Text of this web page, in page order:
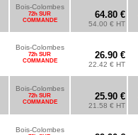
Bois-Colombes
72h SUR
COMMANDE
64.80 €
54.00 € HT
Bois-Colombes
72h SUR
COMMANDE
26.90 €
22.42 € HT
Bois-Colombes
72h SUR
COMMANDE
25.90 €
21.58 € HT
Bois-Colombes